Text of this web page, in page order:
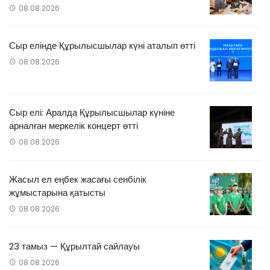
08.08.2026
Сыр елінде Құрылысшылар күні аталып өтті
08.08.2026
Сыр елі: Аралда Құрылысшылар күніне
арналған меркелік концерт өтті
08.08.2026
Жасыл ел еңбек жасағы сенбілік
жұмыстарына қатысты
08.08.2026
23 тамыз — Құрылтай сайлауы
08.08.2026